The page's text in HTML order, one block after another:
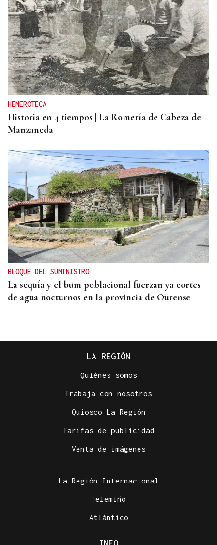
HEMEROTECA
Historia en 4 tiempos | La Romería de Cabeza de
Manzaneda
BLOQUE DEL SUMINISTRO
La sequía y el bum poblacional fuerzan ya cortes
de agua nocturnos en la provincia de Ourense
La superpoblación estival anima y desborda
LA REGIÓN
Quiénes somos
Trabaja con nosotros
Quiosco La Región
Tarifas de publicidad
Venta de imágenes
La Región Internacional
Telemiño
Atlántico